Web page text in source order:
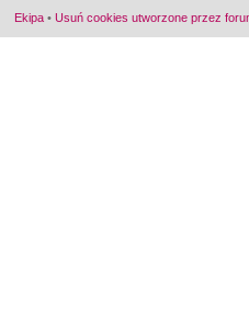
Ekipa • Usuń cookies utworzone przez